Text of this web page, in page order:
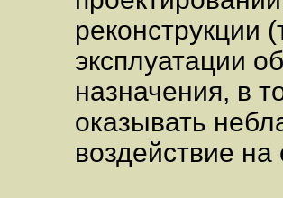
реконструкции
эксплуатации
назначения, в
оказывать
воздействие на